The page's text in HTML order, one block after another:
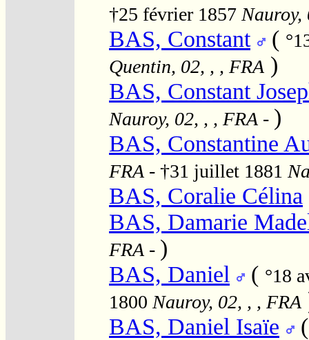
†25 février 1857 Nauroy,
BAS, Constant (
Quentin, 02, , , FRA )
BAS, Constant
Nauroy, 02, , , FRA - )
BAS, Constantine
FRA - †31 juillet 1881
BAS, Coralie Célina
BAS, Damarie
FRA - )
BAS, Daniel
( °18
1800 Nauroy, 02, , , FRA
BAS, Daniel Isaïe